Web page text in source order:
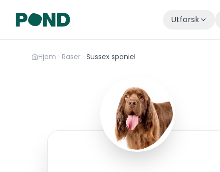
Utforsk
Hjem Raser Sussex spaniel